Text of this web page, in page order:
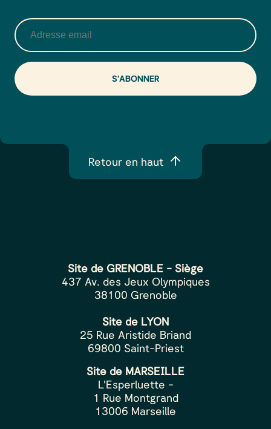
Retour en haut
Site de GRENOBLE - Siège
437 Av. des Jeux Olympiques
38100 Grenoble
Site de LYON
25 Rue Aristide Briand
69800 Saint-Priest
Site de MARSEILLE
L'Esperluette -
1 Rue Montgrand
13006 Marseille